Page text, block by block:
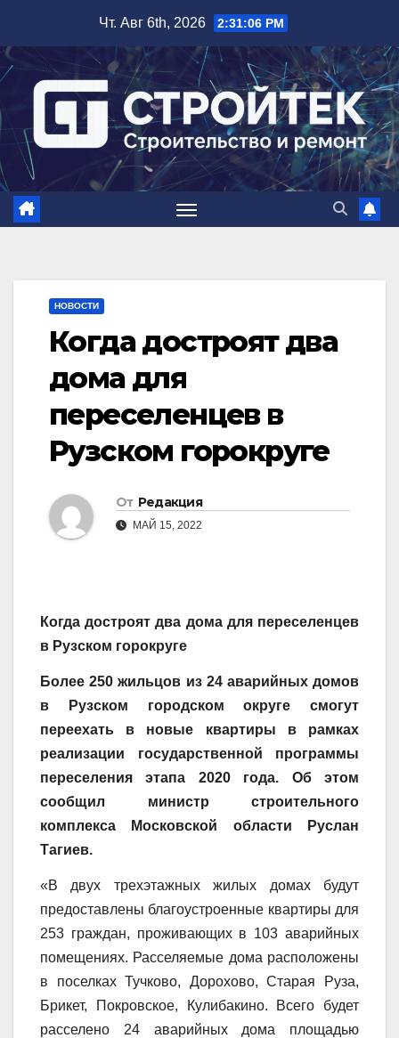
содержимому
Чт. Авг 6th, 2026 2:31:07 PM
НОВОСТИ
Когда достроят два
дома для
переселенцев в
Рузском горокруге
От Редакция
МАЙ 15, 2022
Когда достроят два дома для переселенцев
в Рузском горокруге
Более 250 жильцов из 24 аварийных домов
в Рузском городском округе смогут
переехать в новые квартиры в рамках
реализации государственной программы
переселения этапа 2020 года. Об этом
сообщил министр строительного
комплекса Московской области Руслан
Тагиев.
«В двух трехэтажных жилых домах будут
предоставлены благоустроенные квартиры для
253 граждан, проживающих в 103 аварийных
помещениях. Расселяемые дома расположены
в поселках Тучково, Дорохово, Старая Руза,
Брикет, Покровское, Кулибакино. Всего будет
расселено 24 аварийных дома площадью